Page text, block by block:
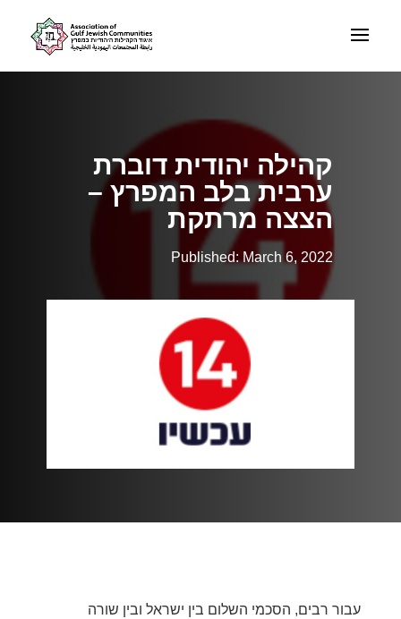
קהילה יהודית דוברת
ערבית בלב המפרץ –
הצצה מרתקת
Published: March 6, 2022
עבור רבים, הסכמי השלום בין ישראל ובין שורה